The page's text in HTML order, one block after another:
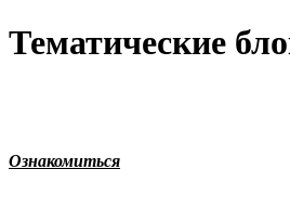
Тематические
Ознакомиться